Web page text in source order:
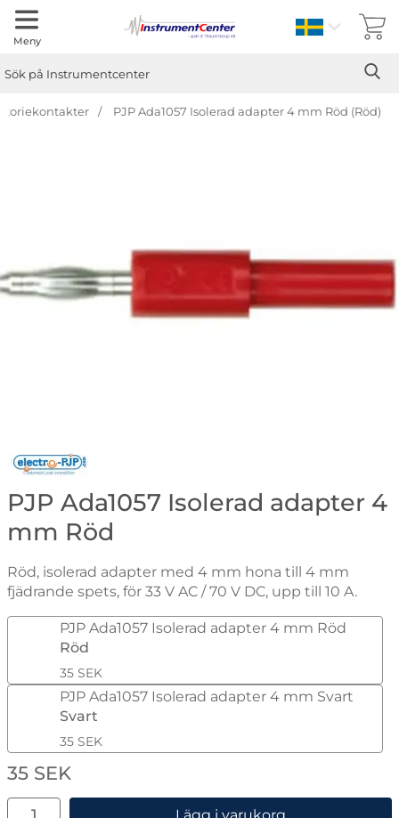
Meny Sverige
PJP Ada1057 Isolerad adapter 4 mm Röd (Röd)
Gå till varumärkessidan för Electro-PJP
PJP Ada1057 Isolerad adapter 4
mm Röd
Röd, isolerad adapter med 4 mm hona till 4 mm
fjädrande spets, för 33 V AC / 70 V DC, upp till 10 A.
Handla denna produkt PJP Ada1057 Isolerad adapter
PJP Ada1057 Isolerad adapter 4 mm Röd
Röd
35 SEK
PJP Ada1057 Isolerad adapter 4 mm Svart
Svart
35 SEK
pris
35 SEK
antal